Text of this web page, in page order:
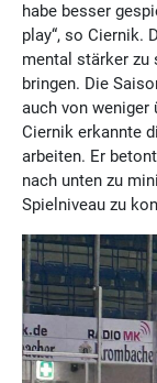
habe besser
play“, so Ciernik.
mental stärker zu
bringen. Die
auch von weniger
Ciernik erkannte
arbeiten. Er
nach unten zu
Spielniveau zu